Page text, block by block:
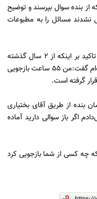
از بنده سوال بپرسند و توضیح
نشدند مسائل را به مطبوعات
معاون اول احمدی نژاد در دولت دهم با تاکید بر اینکه از 2 سال گذشته
طی 11 جلسه به آقای بازپرس توضیح داده‌ام گفت:من 55 ساعت بازجویی
گرفته است.
بنده از طریق آقای بختیاری
اگر باز سوالی دارید آماده
چه کسی از شما بازجویی کرد